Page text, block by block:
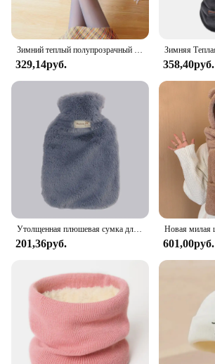
329,14руб. 358,40руб.
201,36руб. 601,00руб.